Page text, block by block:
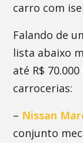
carro com
Falando de
lista abaixo
até R$
carrocerias:
– Nissan
conjunto